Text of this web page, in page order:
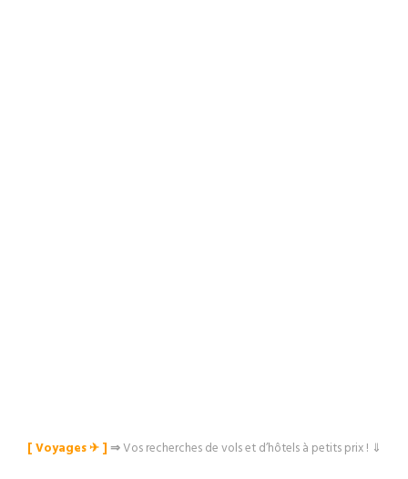
[ Voyages ✈︎ ]⇒Vos recherches de vols et d’hôtels à petits prix ! ⇓